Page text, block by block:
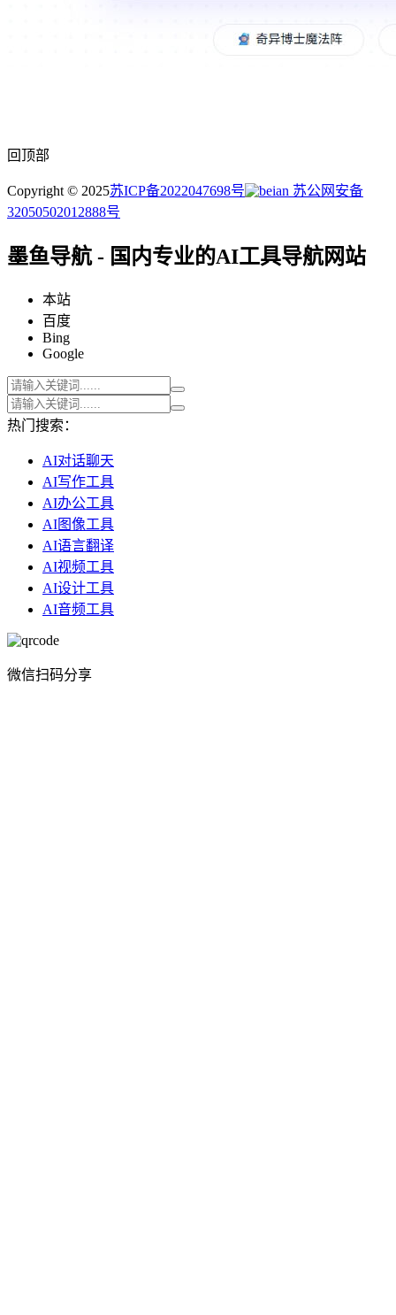
回顶部
Copyright © 2025苏ICP备2022047698号
苏公网安备
32050502012888号
墨鱼导航 - 国内专业的AI工具导航网站
本站
百度
Bing
Google
热门搜索：
AI对话聊天
AI写作工具
AI办公工具
AI图像工具
AI语言翻译
AI视频工具
AI设计工具
AI音频工具
微信扫码分享